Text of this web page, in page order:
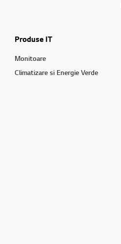
Produse IT
Monitoare
Climatizare si Energie Verde